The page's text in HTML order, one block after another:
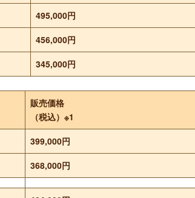
495,000円
456,000円
345,000円
販売価格
（税込）※1
399,000円
368,000円